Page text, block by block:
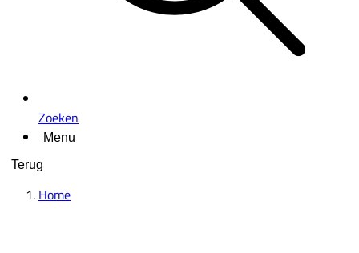
Zoeken
Menu
Terug
Home